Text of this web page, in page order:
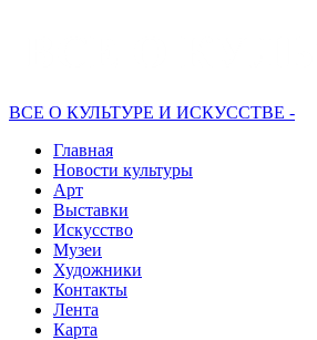
ВСЕ О КУЛЬТУРЕ И ИСКУССТВЕ -
Главная
Новости культуры
Арт
Выставки
Искусство
Музеи
Художники
Контакты
Лента
Карта